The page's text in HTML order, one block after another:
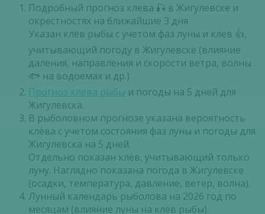
Подробный прогноз клева 🎣 в Жигулевске и
окрестностях на ближайшие 3 дня
Указан клёв рыбы с учетом фаз луны и клёв 👍,
учитывающий погоду в Жигулевске (влияние
даления, направления и скорости ветра, волны
🐟 на водоемах и др.)
Прогноз клева рыбы и погоды на 5 дней для
Жигулевска.
В рыболовном прогнозе указана вероятность
клёва с учетом состояния фаз луны и погоды для
Жигулевска на 5 дней.
Отдельно показан клёв, учитывающий только
луну. Наглядно показана погода в Жигулевске
(осадки, температура, давление, ветер, волна).
Лунный календарь рыболова на 2026 год по
месяцам (влияние луны на клёв рыбы).